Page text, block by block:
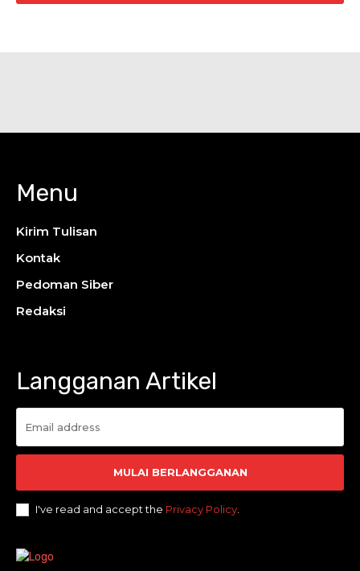
Langganan Artikel
MULAI BERLANGGANAN
I've read and accept the Privacy Policy
Menu
Kirim Tulisan
Kontak
Pedoman Siber
Redaksi